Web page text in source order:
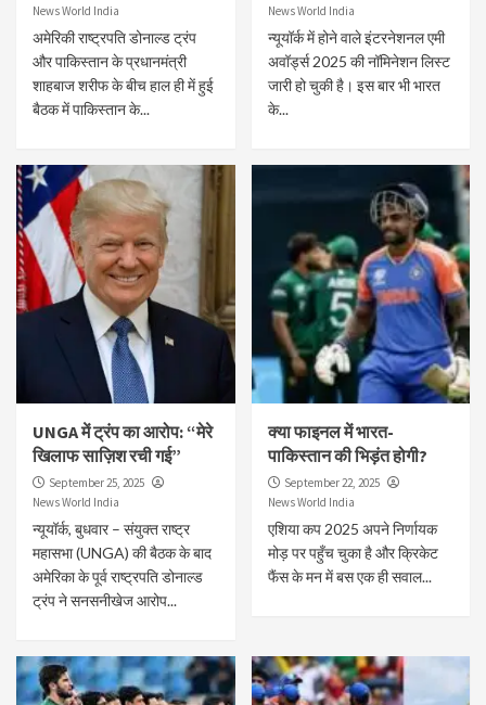
News World India
अमेरिकी राष्ट्रपति डोनाल्ड ट्रंप
और पाकिस्तान के प्रधानमंत्री
शाहबाज शरीफ के बीच हाल ही में हुई
बैठक में पाकिस्तान के...
News World India
न्यूयॉर्क में होने वाले इंटरनेशनल एमी
अवॉर्ड्स 2025 की नॉमिनेशन लिस्ट
जारी हो चुकी है। इस बार भी भारत
के...
UNGA में ट्रंप का आरोप: “मेरे
खिलाफ साज़िश रची गई”
September 25, 2025
News World India
न्यूयॉर्क, बुधवार – संयुक्त राष्ट्र
महासभा (UNGA) की बैठक के बाद
अमेरिका के पूर्व राष्ट्रपति डोनाल्ड
ट्रंप ने सनसनीखेज आरोप...
क्या फाइनल में भारत-
पाकिस्तान की भिड़ंत होगी?
September 22, 2025
News World India
एशिया कप 2025 अपने निर्णायक
मोड़ पर पहुँच चुका है और क्रिकेट
फैंस के मन में बस एक ही सवाल...